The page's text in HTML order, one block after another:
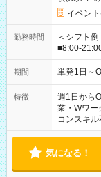
イベン
勤務時間
＜シフト
■8:00-
期間 単発1日～
特徴 週1日から
業・Wワー
コンスキル
気になる！